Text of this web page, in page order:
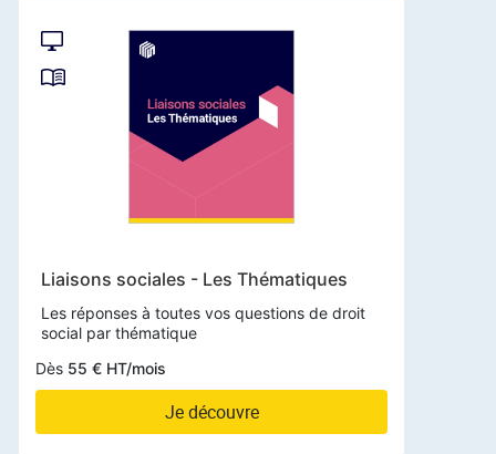
Liaisons sociales - Les Thématiques
Les réponses à toutes vos questions de droit
social par thématique
Dès 55 € HT/mois
Je découvre